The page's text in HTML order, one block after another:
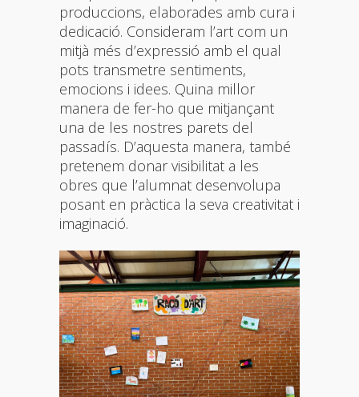
produccions, elaborades amb cura i
dedicació. Consideram l’art com un
mitjà més d’expressió amb el qual
pots transmetre sentiments,
emocions i idees. Quina millor
manera de fer-ho que mitjançant
una de les nostres parets del
passadís. D’aquesta manera, també
pretenem donar visibilitat a les
obres que l’alumnat desenvolupa
posant en pràctica la seva creativitat i
imaginació.